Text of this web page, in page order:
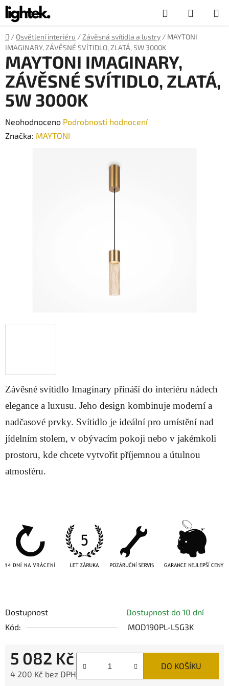
Přejít
na
obsah
Hledat
KOŠÍK
Domů
/ Osvětlení interiéru / Závěsná svítidla a lustry / MAYTONI
IMAGINARY, ZÁVĚSNÉ SVÍTIDLO, ZLATÁ, 5W 3000K
Závěsné svítidlo Imaginary přináší do interiéru nádech
elegance a luxusu. Jeho design kombinuje moderní a
nadčasové prvky. Svítidlo je ideální pro umístění nad
jídelním stolem, v obývacím pokoji nebo v jakémkoli
prostoru, kde chcete vytvořit příjemnou a útulnou
atmosféru.
Dostupnost
Dostupnost do 10 dní
Kód:
MOD190PL-L5G3K
5 082 Kč
4 200 Kč bez DPH
DO KOŠÍKU
MAYTONI IMAGINARY,
ZÁVĚSNÉ SVÍTIDLO, ZLATÁ,
5W 3000K
Průměrné
hodnocení
Neohodnoceno Podrobnosti hodnocení
Značka: MAYTONI